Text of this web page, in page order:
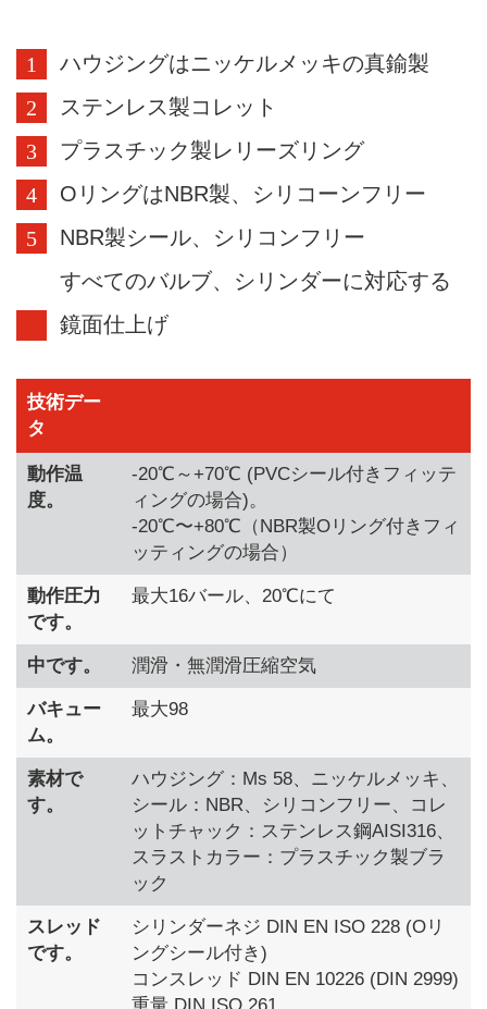
ハウジングはニッケルメッキの真鍮製
ステンレス製コレット
プラスチック製レリーズリング
OリングはNBR製、シリコーンフリー
NBR製シール、シリコンフリー
すべてのバルブ、シリンダーに対応する
鏡面仕上げ
技術デー
タ
動作温
度。
-20℃～+70℃ (PVCシール付きフィッテ
ィングの場合)。
-20℃〜+80℃（NBR製Oリング付きフィ
ッティングの場合）
動作圧力
です。
最大16バール、20℃にて
中です。 潤滑・無潤滑圧縮空気
バキュー
ム。
最大98
素材で
す。
ハウジング：Ms 58、ニッケルメッキ、
シール：NBR、シリコンフリー、コレ
ットチャック：ステンレス鋼AISI316、
スラストカラー：プラスチック製ブラ
ック
スレッド
です。
シリンダーネジ DIN EN ISO 228 (Oリ
ングシール付き)
コンスレッド DIN EN 10226 (DIN 2999)